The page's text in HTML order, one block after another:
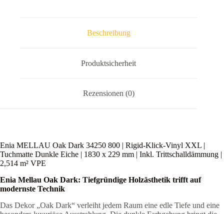
Beschreibung
Produktsicherheit
Rezensionen (0)
Enia MELLAU Oak Dark 34250 800 | Rigid-Klick-Vinyl XXL |
Tuchmatte Dunkle Eiche | 1830 x 229 mm | Inkl. Trittschalldämmung |
2,514 m² VPE
Enia Mellau Oak Dark: Tiefgründige Holzästhetik trifft auf
modernste Technik
Das Dekor „Oak Dark“ verleiht jedem Raum eine edle Tiefe und eine